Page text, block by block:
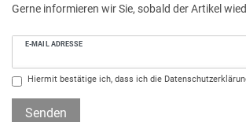
Gerne informieren wir Sie, sobald der Artikel
E-MAIL ADRESSE
Hiermit bestätige ich, dass ich die
Senden